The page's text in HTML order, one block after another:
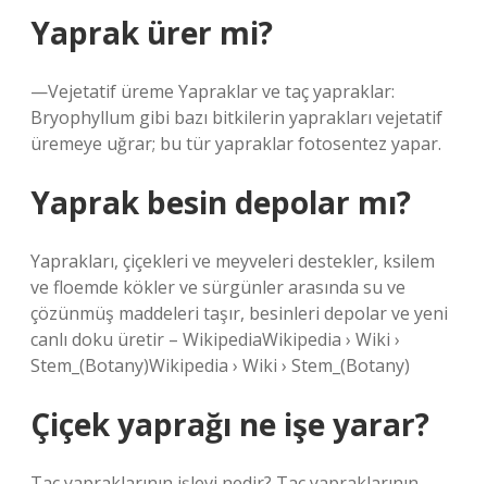
Yaprak ürer mi?
—Vejetatif üreme Yapraklar ve taç yapraklar:
Bryophyllum gibi bazı bitkilerin yaprakları vejetatif
üremeye uğrar; bu tür yapraklar fotosentez yapar.
Yaprak besin depolar mı?
Yaprakları, çiçekleri ve meyveleri destekler, ksilem
ve floemde kökler ve sürgünler arasında su ve
çözünmüş maddeleri taşır, besinleri depolar ve yeni
canlı doku üretir – WikipediaWikipedia › Wiki ›
Stem_(Botany)Wikipedia › Wiki › Stem_(Botany)
Çiçek yaprağı ne işe yarar?